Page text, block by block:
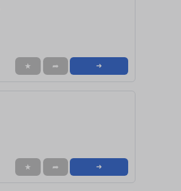
★ ➦ ➜
★ ➦ ➜